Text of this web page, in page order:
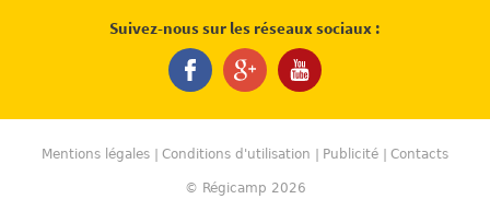
Suivez-nous sur les réseaux sociaux :
Mentions légales Conditions d'utilisation Publicité Contacts
© Régicamp 2026